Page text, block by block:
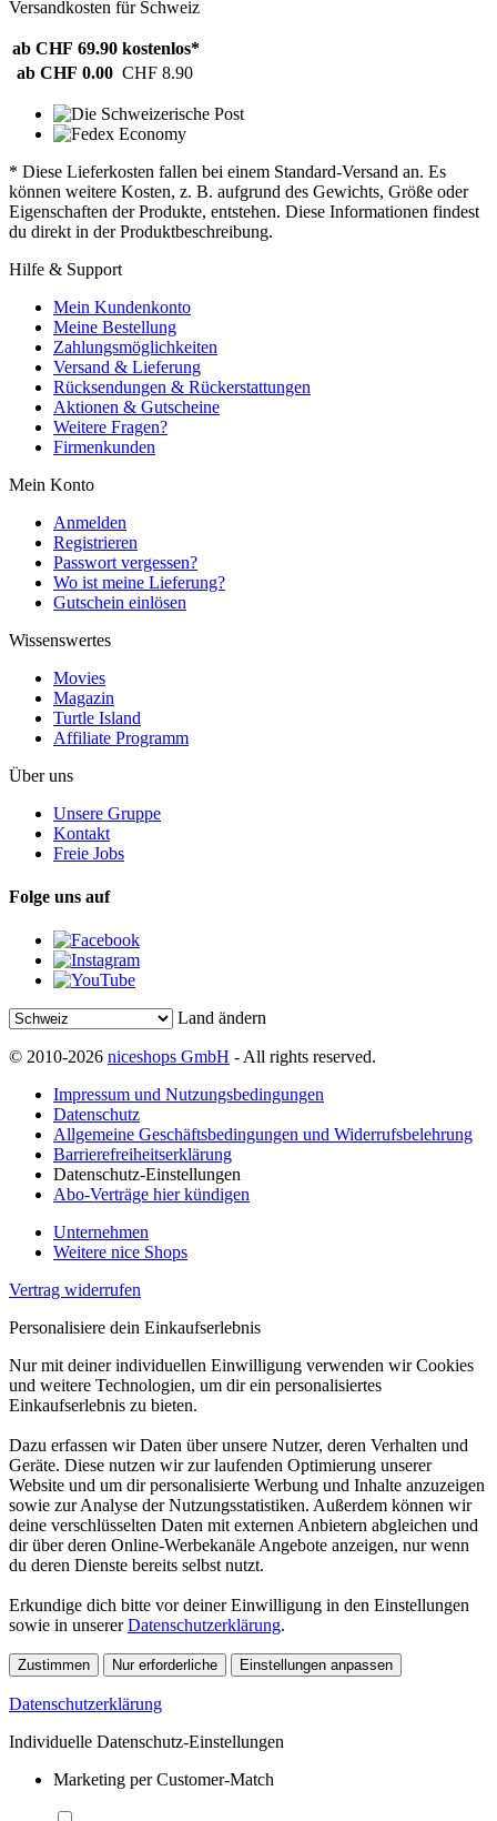
Versandkosten für Schweiz
ab CHF 69.90 kostenlos*
ab CHF 0.00 CHF 8.90
* Diese Lieferkosten fallen bei einem Standard-Versand an. Es
können weitere Kosten, z. B. aufgrund des Gewichts, Größe oder
Eigenschaften der Produkte, entstehen. Diese Informationen findest
du direkt in der Produktbeschreibung.
Hilfe & Support
Mein Kundenkonto
Meine Bestellung
Zahlungsmöglichkeiten
Versand & Lieferung
Rücksendungen & Rückerstattungen
Aktionen & Gutscheine
Weitere Fragen?
Firmenkunden
Mein Konto
Anmelden
Registrieren
Passwort vergessen?
Wo ist meine Lieferung?
Gutschein einlösen
Wissenswertes
Movies
Magazin
Turtle Island
Affiliate Programm
Über uns
Unsere Gruppe
Kontakt
Freie Jobs
Folge uns auf
Land ändern
© 2010-2026 niceshops GmbH - All rights reserved.
Impressum und Nutzungsbedingungen
Datenschutz
Allgemeine Geschäftsbedingungen und Widerrufsbelehrung
Barrierefreiheitserklärung
Datenschutz-Einstellungen
Abo-Verträge hier kündigen
Unternehmen
Weitere nice Shops
Vertrag widerrufen
Personalisiere dein Einkaufserlebnis
Nur mit deiner individuellen Einwilligung verwenden wir Cookies
und weitere Technologien, um dir ein personalisiertes
Einkaufserlebnis zu bieten.
Dazu erfassen wir Daten über unsere Nutzer, deren Verhalten und
Geräte. Diese nutzen wir zur laufenden Optimierung unserer
Website und um dir personalisierte Werbung und Inhalte anzuzeigen
sowie zur Analyse der Nutzungsstatistiken. Außerdem können wir
deine verschlüsselten Daten mit externen Anbietern abgleichen und
dir über deren Online-Werbekanäle Angebote anzeigen, nur wenn
du deren Dienste bereits selbst nutzt.
Erkundige dich bitte vor deiner Einwilligung in den Einstellungen
sowie in unsererDatenschutzerklärung.
Zustimmen Nur erforderliche Einstellungen anpassen
Datenschutzerklärung
Individuelle Datenschutz-Einstellungen
Marketing per Customer-Match